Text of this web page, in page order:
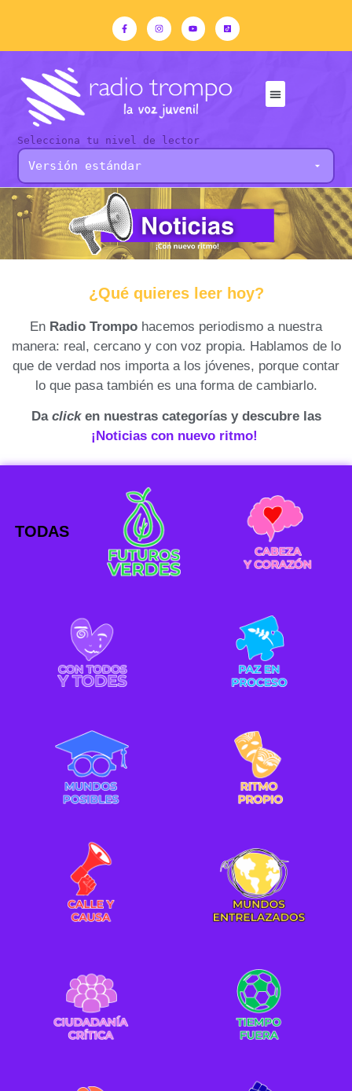
Selecciona tu nivel de lector
¿Qué quieres leer hoy?
En Radio Trompo hacemos periodismo a nuestra
manera: real, cercano y con voz propia. Hablamos de lo
que de verdad nos importa a los jóvenes, porque contar
lo que pasa también es una forma de cambiarlo.
Da clicken nuestras categorías y descubre las
¡Noticias con nuevo ritmo!
TODAS